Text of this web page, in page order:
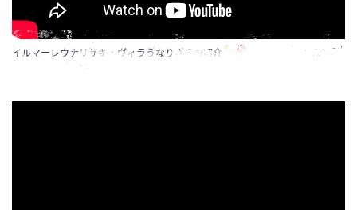
イルマーレウナリザキ・ヴィラうなりざきの紹介